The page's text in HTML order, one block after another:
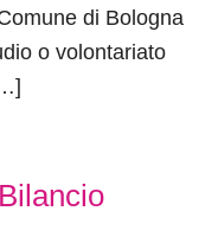
di Bologna
o volontariato